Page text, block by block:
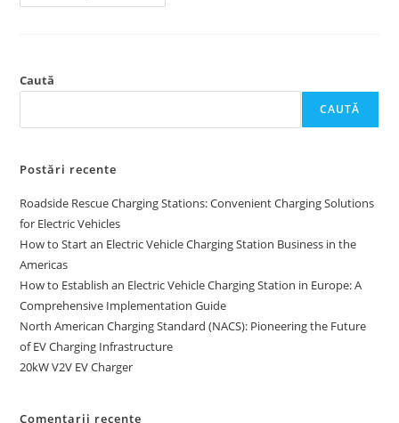
Caută
CAUTĂ
Postări recente
Roadside Rescue Charging Stations: Convenient Charging Solutions
for Electric Vehicles
How to Start an Electric Vehicle Charging Station Business in the
Americas
How to Establish an Electric Vehicle Charging Station in Europe: A
Comprehensive Implementation Guide
North American Charging Standard (NACS): Pioneering the Future
of EV Charging Infrastructure
20kW V2V EV Charger
Comentarii recente